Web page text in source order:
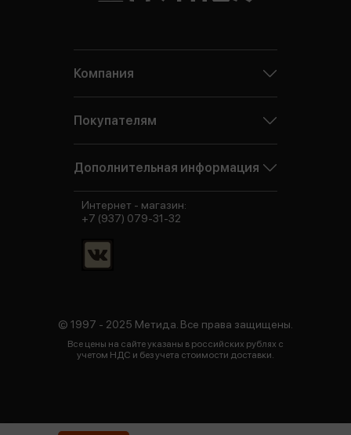
Компания
Покупателям
Дополнительная информация
© 1997 - 2025 Метида. Все права защищены.
Все цены на сайте указаны в российских рублях с
учетом НДС и без учета стоимости доставки.
Интернет - магазин:
+7 (937) 079-31-32